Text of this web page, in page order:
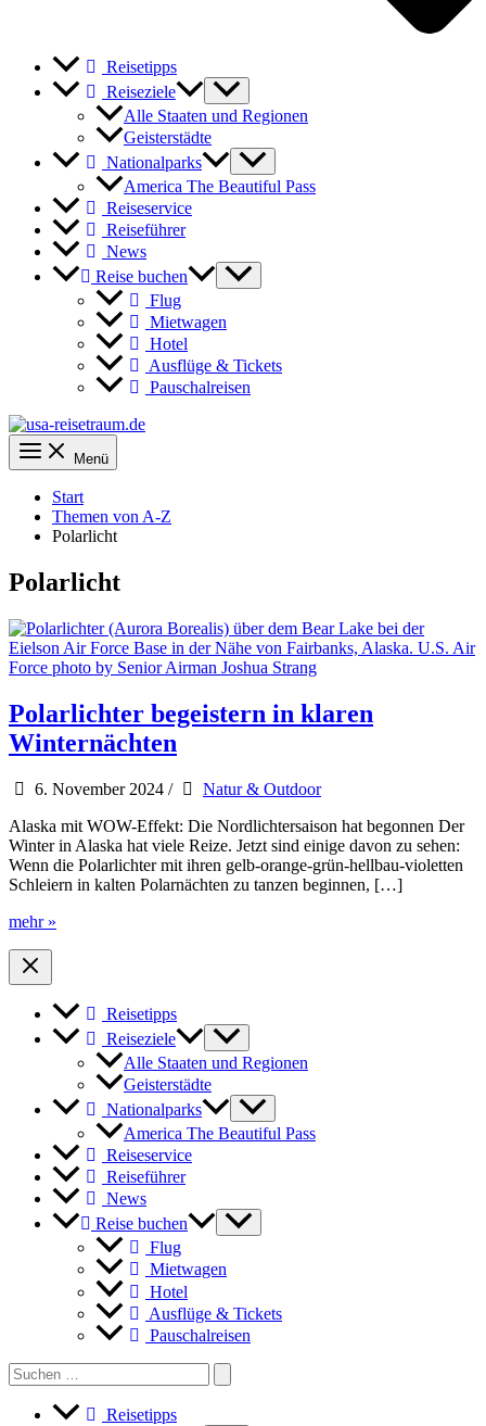
Reisetipps
Reiseziele
Alle Staaten und Regionen
Geisterstädte
Nationalparks
America The Beautiful Pass
Reiseservice
Reiseführer
News
Reise buchen
Flug
Mietwagen
Hotel
Ausflüge & Tickets
Pauschalreisen
Menü
Start
Themen von A-Z
Polarlicht
Polarlicht
Polarlichter begeistern in klaren
Winternächten
6. November 2024 /
Natur & Outdoor
Alaska mit WOW-Effekt: Die Nordlichtersaison hat begonnen Der
Winter in Alaska hat viele Reize. Jetzt sind einige davon zu sehen:
Wenn die Polarlichter mit ihren gelb-orange-grün-hellbau-violetten
Schleiern in kalten Polarnächten zu tanzen beginnen, […]
Polarlichter
klaren
mehr »
Reisetipps
Reiseziele
Alle Staaten und Regionen
Geisterstädte
Nationalparks
America The Beautiful Pass
Reiseservice
Reiseführer
News
Reise buchen
Flug
Mietwagen
Hotel
Ausflüge & Tickets
Pauschalreisen
Search
for:
Reisetipps